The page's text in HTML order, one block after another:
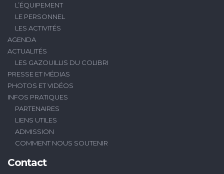
L’ÉQUIPEMENT
LE PERSONNEL
LES ACTIVITÉS
AGENDA
ACTUALITÉS
LES GAZOUILLIS DU COLIBRI
PRESSE ET MÉDIAS
PHOTOS ET VIDÉOS
INFOS PRATIQUES
PARTENAIRES
LIENS UTILES
ADMISSION
COMMENT NOUS SOUTENIR
Contact